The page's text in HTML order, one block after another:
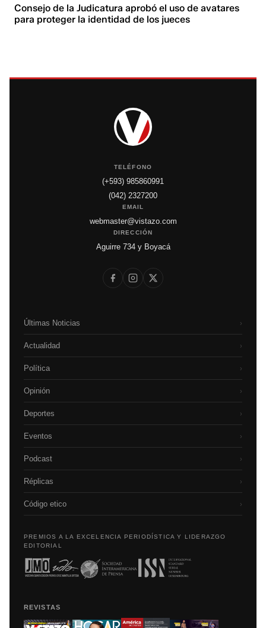
Consejo de la Judicatura aprobó el uso de avatares
para proteger la identidad de los jueces
TELÉFONO
(+593) 985860991
(042) 2327200
EMAIL
webmaster@vistazo.com
DIRECCIÓN
Aguirre 734 y Boyacá
Últimas Noticias ›
Actualidad ›
Política ›
Opinión ›
Deportes ›
Eventos ›
Podcast ›
Réplicas ›
Código etico ›
PREMIOS A LA EXCELENCIA PERIODÍSTICA Y LIDERAZGO
EDITORIAL
REVISTAS